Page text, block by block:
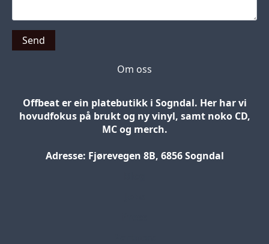
Send
Om oss
Offbeat er ein platebutikk i Sogndal. Her har vi
hovudfokus på brukt og ny vinyl, samt noko CD,
MC og merch.
Adresse: Fjørevegen 8B, 6856 Sogndal